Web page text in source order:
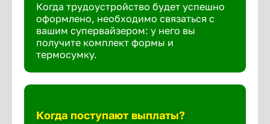
Когда трудоустройство будет успешно
оформлено, необходимо связаться с
вашим супервайзером: у него вы
получите комплект формы и
термосумку.
Когда поступают выплаты?